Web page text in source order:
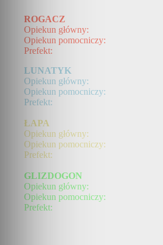
ROGACZ
Opiekun główny:
Opiekun pomocniczy:
Prefekt:
LUNATYK
Opiekun główny:
Opiekun pomocniczy:
Prefekt:
ŁAPA
Opiekun główny:
Opiekun pomocniczy:
Prefekt:
GLIZDOGON
Opiekun główny:
Opiekun pomocniczy:
Prefekt: